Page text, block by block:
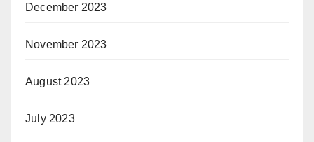
December 2023
November 2023
August 2023
July 2023